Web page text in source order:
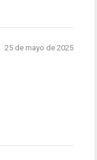
25 de mayo de 2025